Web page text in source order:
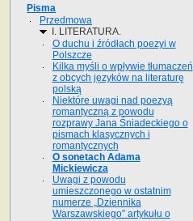
Pisma
Przedmowa
I. LITERATURA.
O duchu i źródłach poezyi w
Polszcze
Kilka myśli o wpływie tłumaczeń
z obcych języków na literaturę
polską
Niektóre uwagi nad poezyą
romantyczną z powodu
rozprawy Jana Śniadeckiego o
pismach klasycznych i
romantycznych
O sonetach Adama
Mickiewicza
Uwagi z powodu
umieszczonego w ostatnim
numerze „Dziennika
Warszawskiego" artykułu o